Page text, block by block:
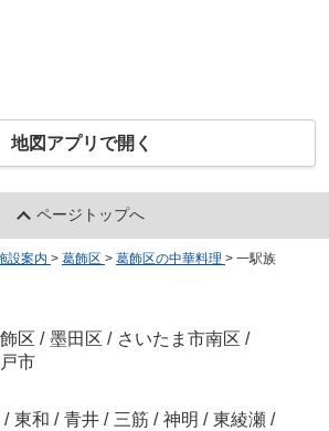
地図アプリで開く
ページトップへ
設案内 > 葛飾区 > 葛飾区の中華料理 > 一駅族
区 / 墨田区 / さいたま市南区 /
市
/ 東和 / 青井 / 三筋 / 神明 / 東綾瀬 /